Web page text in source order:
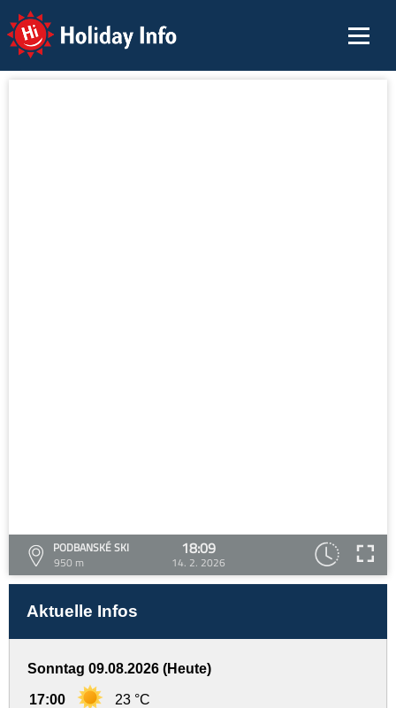
Holiday Info
PODBANSKÉ SKI
950 m
18:09
14. 2. 2026
Aktuelle Infos
Sonntag 09.08.2026 (Heute)
17:00 23 °C